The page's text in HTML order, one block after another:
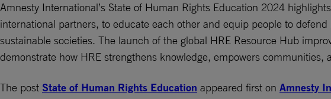
Amnesty International’s State of Human Rights Education 2024
international partners, to educate each other and equip people to
sustainable societies. The launch of the global HRE Resource Hub
demonstrate how HRE strengthens knowledge, empowers
The post State of Human Rights Education appeared first on Amnesty